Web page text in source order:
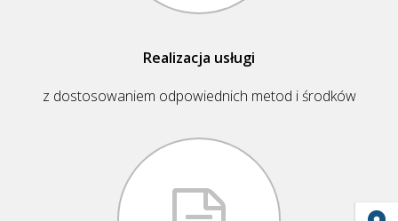
Realizacja usługi
z dostosowaniem odpowiednich metod i środków